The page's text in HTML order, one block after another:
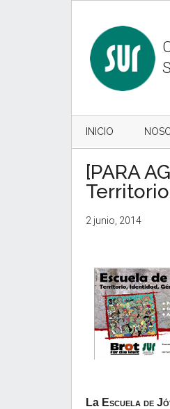
INICIO
[PARA
2 junio, 2014
La Escuela de